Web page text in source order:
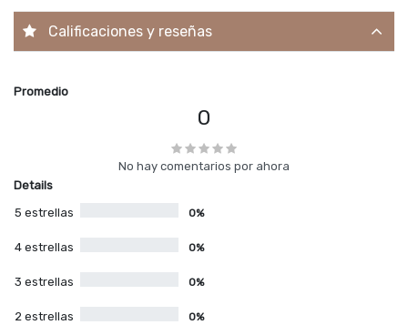
Calificaciones y reseñas
Promedio
0
No hay comentarios por ahora
Details
5 estrellas
0%
4 estrellas 0%
3 estrellas 0%
2 estrellas 0%